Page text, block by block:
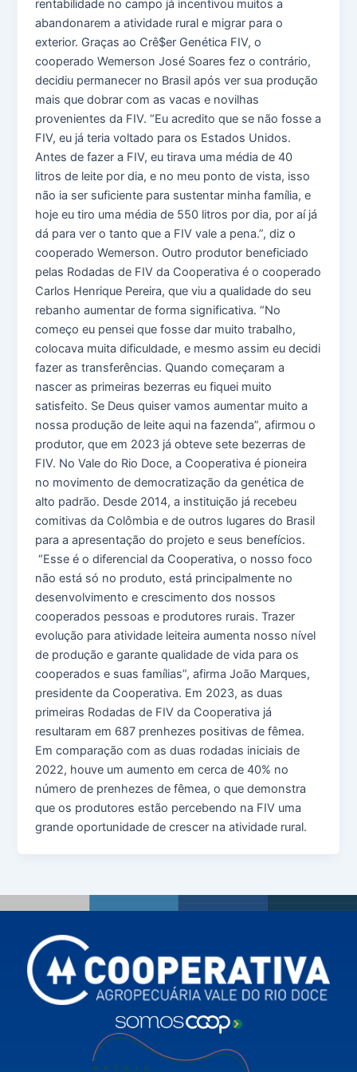
rentabilidade no campo já incentivou muitos a
abandonarem a atividade rural e migrar para o
exterior. Graças ao Crê$er Genética FIV, o
cooperado Wemerson José Soares fez o contrário,
decidiu permanecer no Brasil após ver sua produção
mais que dobrar com as vacas e novilhas
provenientes da FIV. “Eu acredito que se não fosse a
FIV, eu já teria voltado para os Estados Unidos.
Antes de fazer a FIV, eu tirava uma média de 40
litros de leite por dia, e no meu ponto de vista, isso
não ia ser suficiente para sustentar minha família, e
hoje eu tiro uma média de 550 litros por dia, por aí já
dá para ver o tanto que a FIV vale a pena.”, diz o
cooperado Wemerson. Outro produtor beneficiado
pelas Rodadas de FIV da Cooperativa é o cooperado
Carlos Henrique Pereira, que viu a qualidade do seu
rebanho aumentar de forma significativa. “No
começo eu pensei que fosse dar muito trabalho,
colocava muita dificuldade, e mesmo assim eu decidi
fazer as transferências. Quando começaram a
nascer as primeiras bezerras eu fiquei muito
satisfeito. Se Deus quiser vamos aumentar muito a
nossa produção de leite aqui na fazenda”, afirmou o
produtor, que em 2023 já obteve sete bezerras de
FIV. No Vale do Rio Doce, a Cooperativa é pioneira
no movimento de democratização da genética de
alto padrão. Desde 2014, a instituição já recebeu
comitivas da Colômbia e de outros lugares do Brasil
para a apresentação do projeto e seus benefícios.
“Esse é o diferencial da Cooperativa, o nosso foco
não está só no produto, está principalmente no
desenvolvimento e crescimento dos nossos
cooperados pessoas e produtores rurais. Trazer
evolução para atividade leiteira aumenta nosso nível
de produção e garante qualidade de vida para os
cooperados e suas famílias”, afirma João Marques,
presidente da Cooperativa. Em 2023, as duas
primeiras Rodadas de FIV da Cooperativa já
resultaram em 687 prenhezes positivas de fêmea.
Em comparação com as duas rodadas iniciais de
2022, houve um aumento em cerca de 40% no
número de prenhezes de fêmea, o que demonstra
que os produtores estão percebendo na FIV uma
grande oportunidade de crescer na atividade rural.